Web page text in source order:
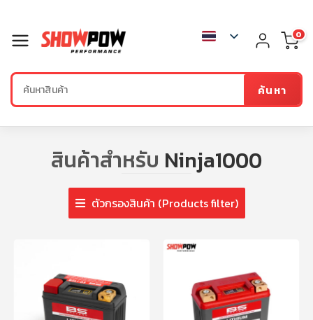
ค้นหา
0
สินค้าสำหรับ Ninja1000
ตัวกรองสินค้า (Products filter)